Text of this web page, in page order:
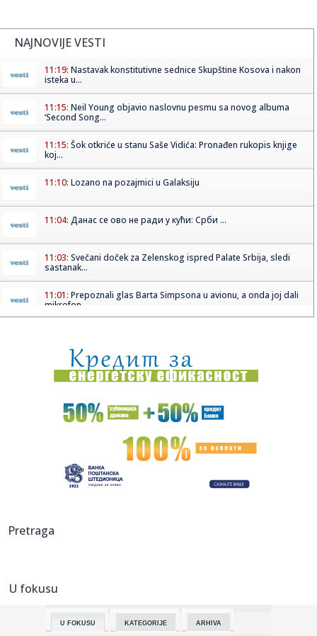
NAJNOVIJE VESTI
11:19: Nastavak konstitutivne sednice Skupštine Kosova i nakon
isteka u...
11:15: Neil Young objavio naslovnu pesmu sa novog albuma
‘Second Song...
11:15: Šok otkriće u stanu Saše Vidića: Pronađen rukopis knjige
koj...
11:10: Lozano na pozajmici u Galaksiju
11:04: Данас се ово не ради у кући: Срби ...
11:03: Svečani doček za Zelenskog ispred Palate Srbija, sledi
sastanak...
11:01: Prepoznali glas Barta Simpsona u avionu, a onda joj dali
mikrofon...
11:00:Zatvara se put Gaj–Kajtasovo, saobraćaj se preusmerava
na alte...
10:58:Берза винила, компакт-дискова, ...
Javna rasprava o GUP-u Niša danas u Oficirskom domu: Šta
10:58:ŽELEZNIČAR VEZAO KOKOVIĆA DO 2028: Trener koji je
u Del...
10:51:
10:53: Dinamo doveo pojačanje iz PSŽ-a!
Pretraga
U fokusu
U FOKUSU KATEGORIJE ARHIVA